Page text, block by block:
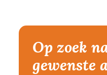
Op zoek
gewenste